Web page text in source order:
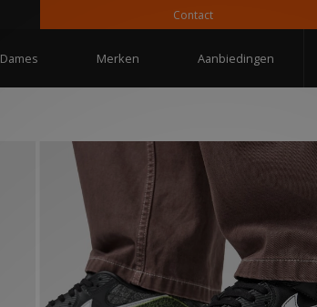
Contact
Dames Merken Aanbiedingen